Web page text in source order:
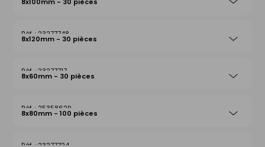
8x100mm - 30 pièces
23277748
8x120mm - 30 pièces
23277717
8x60mm - 30 pièces
25358629
8x80mm - 100 pièces